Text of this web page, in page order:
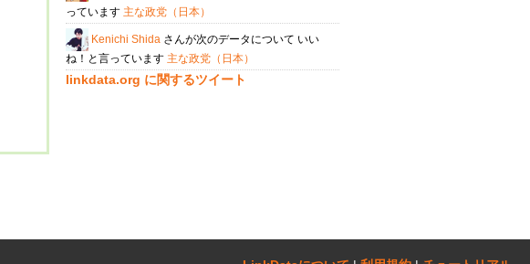
っています 主な政党（日本）
Kenichi Shida さんが次のデータについて いい
ね！と言っています 主な政党（日本）
linkdata.org に関するツイート